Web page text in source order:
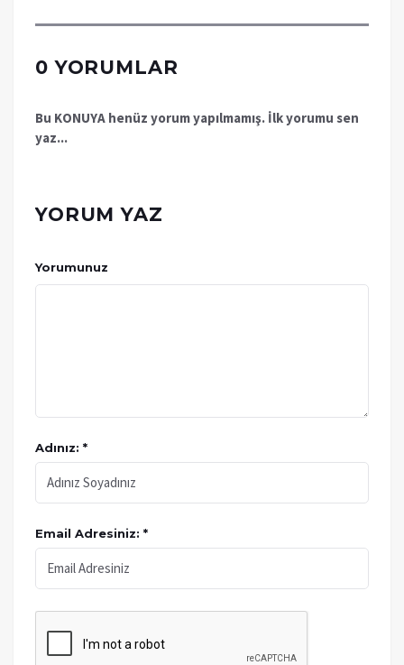
0 YORUMLAR
Bu KONUYA henüz yorum yapılmamış. İlk yorumu sen
yaz...
YORUM YAZ
Yorumunuz
Adınız: *
Email Adresiniz: *